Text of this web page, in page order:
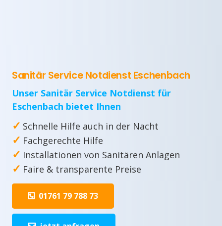
Sanitär Service Notdienst Eschenbach
Unser Sanitär Service Notdienst für
Eschenbach bietet Ihnen
✓ Schnelle Hilfe auch in der Nacht
✓ Fachgerechte Hilfe
✓ Installationen von Sanitären Anlagen
✓ Faire & transparente Preise
01761 79 788 73